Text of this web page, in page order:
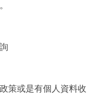
策或是有個人資料收